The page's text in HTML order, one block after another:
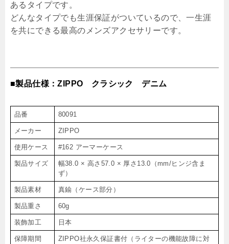
あるタイプです。
どんなタイプでも生涯保証がついているので、一生涯
を共にできる最高のメンズアクセサリーです。
■製品仕様：ZIPPO クラシック デニム
品番 80091
メーカー ZIPPO
使用ケース #162 アーマーケース
製品サイズ
幅38.0 × 高さ57.0 × 厚さ13.0（mm/ヒンジ含ま
ず）
製品素材 真鍮（ケース部分）
製品重さ 60g
装飾加工 日本
保障期間
ZIPPO社永久保証書付（ライターの機能故障に対